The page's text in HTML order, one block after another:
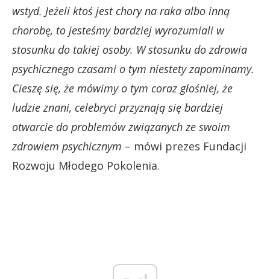
wstyd. Jeżeli ktoś jest chory na raka albo inną
chorobę, to jesteśmy bardziej wyrozumiali w
stosunku do takiej osoby. W stosunku do zdrowia
psychicznego czasami o tym niestety zapominamy.
Cieszę się, że mówimy o tym coraz głośniej, że
ludzie znani, celebryci przyznają się bardziej
otwarcie do problemów związanych ze swoim
zdrowiem psychicznym – mówi prezes Fundacji
Rozwoju Młodego Pokolenia.